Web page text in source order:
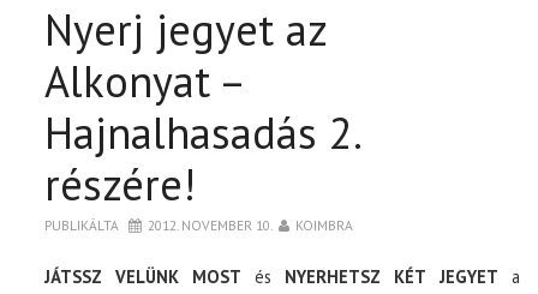
Nyerj jegyet az
Alkonyat –
Hajnalhasadás 2.
részére!
PUBLIKÁLTA 2012. NOVEMBER 10. KOIMBRA
JÁTSSZ VELÜNK MOST és NYERHETSZ KÉT JEGYET a